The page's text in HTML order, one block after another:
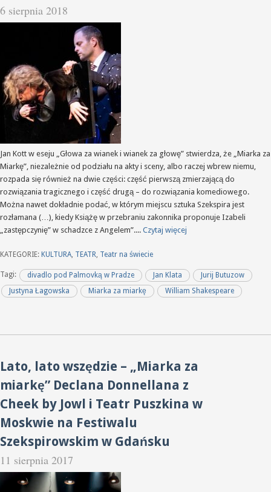
6 sierpnia 2018
Jan Kott w eseju „Głowa za wianek i wianek za głowę” stwierdza, że „Miarka za
Miarkę”, niezależnie od podziału na akty i sceny, albo raczej wbrew niemu,
rozpada się również na dwie części: część pierwszą zmierzającą do
rozwiązania tragicznego i część drugą – do rozwiązania komediowego.
Można nawet dokładnie podać, w którym miejscu sztuka Szekspira jest
rozłamana (…), kiedy Książę w przebraniu zakonnika proponuje Izabeli
„zastępczynię” w schadzce z Angelem”.... Czytaj więcej
KATEGORIE: KULTURA, TEATR, Teatr na świecie
Tagi: divadlo pod Palmovką w Pradze Jan Klata
Jurij Butuzow
Justyna Łagowska
Miarka za miarkę William Shakespeare
Lato, lato wszędzie – „Miarka za
miarkę” Declana Donnellana z
Cheek by Jowl i Teatr Puszkina w
Moskwie na Festiwalu
Szekspirowskim w Gdańsku
11 sierpnia 2017